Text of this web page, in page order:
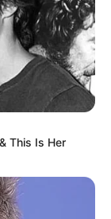
This Is Her